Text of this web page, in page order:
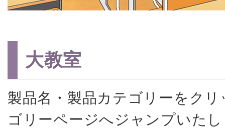
大教室
製品名・製品カテゴリーをク
ゴリーページへジャンプいた